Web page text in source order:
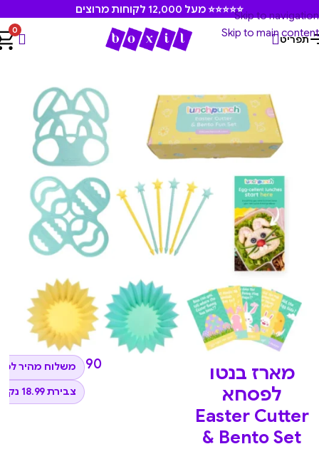
Skip to navigation
Skip to main content
⭐⭐⭐⭐⭐ מעל 12,000 לקוחות מרוצים
תפריט
0
עמוד הבית מוצרים משלימים/קורצנים וחותכנים
מארז בנטו
לפסחא
Easter Cutter
& Bento Set
₪189.90משלוח מהיר
צבירת 18.99 נקודות